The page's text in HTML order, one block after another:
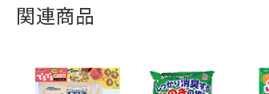
関連商品